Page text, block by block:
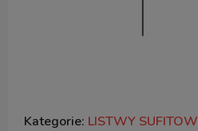
Kategorie: LISTWY